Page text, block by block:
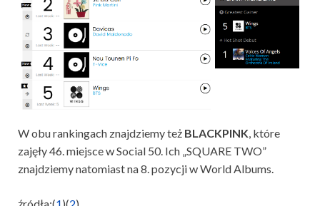
W obu rankingach znajdziemy też BLACKPINK , które
zajęły 46. miejsce w Social 50. Ich „SQUARE TWO”
znajdziemy natomiast na 8. pozycji w World Albums.